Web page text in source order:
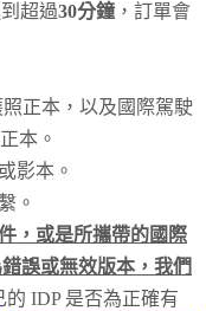
超過30分鐘 ，訂單會
正本，以及國際駕駛
本。
影本。
。
，或是所攜帶的國際
誤或無效版本，我們
IDP 是否為正確有